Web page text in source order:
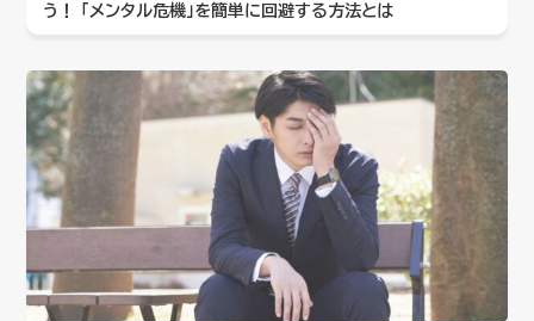
う！ 「メンタル危機」を簡単に回避する方法とは